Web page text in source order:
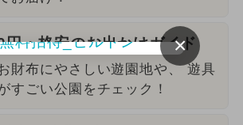
円・格安のお出かけガイド
財布にやさしい遊園地や、 遊具
すごい公園をチェック！
×